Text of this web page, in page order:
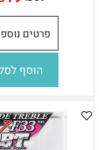
פרטים
הוסף לסל